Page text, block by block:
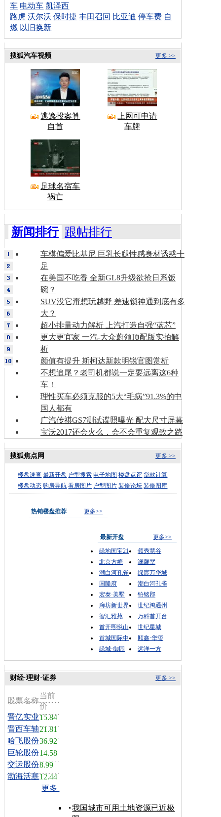
车 电动车 凯泽西
路虎 沃尔沃 保时捷 丰田召回 比亚迪 停车费 自
燃 以旧换新
更多 >>
搜狐汽车视频
逃逸投案算
自首
上网可申请
车牌
足球名宿车
祸亡
新闻排行 跟帖排行
车模偏爱比基尼 巨乳长腿性感身材诱惑十
足
在美国不吃香 全新GL8升级欲抢日系饭
碗？
SUV没它甭想玩越野 差速锁神通到底有多
大？
超小排量动力解析 上汽打造自强“蓝芯”
更大更宜家 一汽-大众蔚领顶配版实拍解
析
颜值有提升 斯柯达新款明锐官图赏析
不想追尾？老司机都说一定要远离这6种
车！
理性买车必须克服的5大“毛病”91.3%的中
国人都有
广汽传祺GS7测试谍照曝光 配大尺寸屏幕
宝沃2017还会火么，会不会重复观致之路
更多 >>
搜狐焦点网
楼盘速查 最新开盘 户型搜索 电子地图 楼盘点评 贷款计算
楼盘动态 购房导航 看房图片 户型图片 装修论坛 装修图库
热销楼盘推荐 更多>>
最新开盘
更多>>
绿地国宝21
领秀慧谷
北京方糖
澜馨墅
潮白河孔雀
绿宸万华城
国隆府
潮白河孔雀
宏泰·美墅
铂铭郡
廊坊新世界
世纪鸿通州
智汇雅苑
万科首开台
首开熙悦山
世纪星城
首城国际中
顺鑫·华玺
绿城·御园
远洋一方
更多 >>
财经·理财·证券
股票名称
当前
价
晋亿实业15.84
晋西车轴21.81
哈飞股份36.92
巨轮股份14.58
交运股份8.99
渤海活塞12.44
更多
我国城市可用土地资源已近极